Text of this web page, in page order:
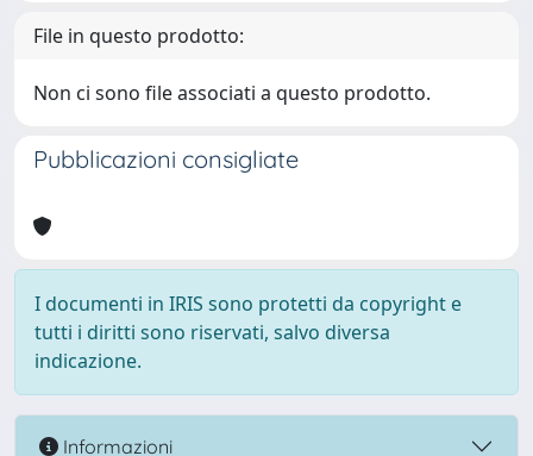
File in questo prodotto:
Non ci sono file associati a questo prodotto.
Pubblicazioni consigliate
I documenti in IRIS sono protetti da copyright e
tutti i diritti sono riservati, salvo diversa
indicazione.
Informazioni